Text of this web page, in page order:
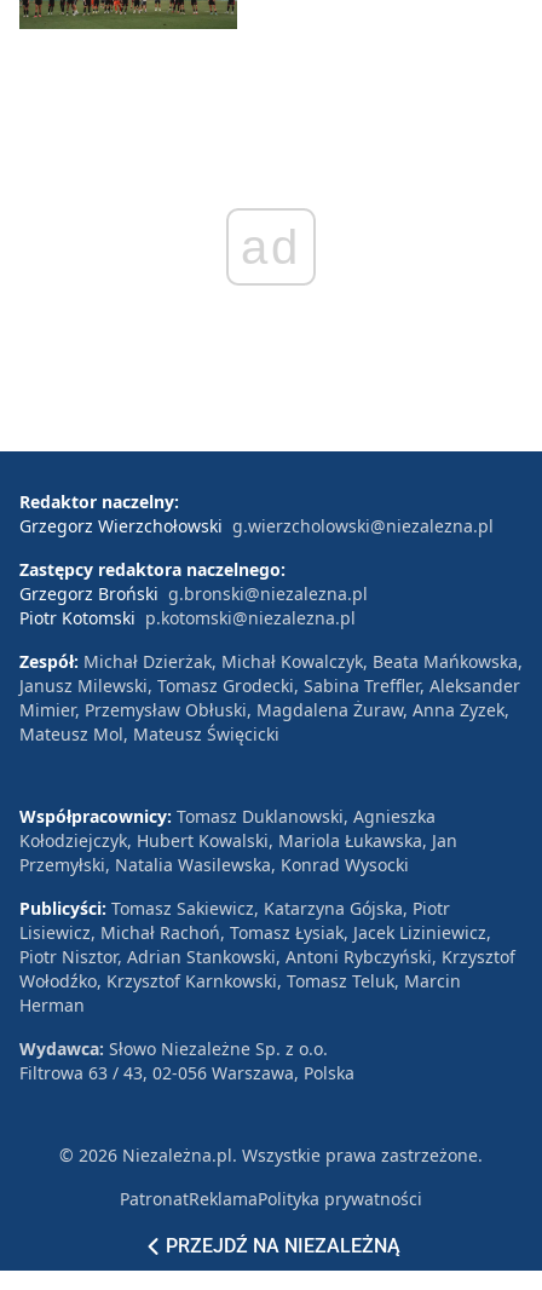
ad
PRZEJDŹ NA NIEZALEŻNĄ
Redaktor naczelny:
Grzegorz Wierzchołowski g.wierzcholowski@niezalezna.pl
Zastępcy redaktora naczelnego:
Grzegorz Broński g.bronski@niezalezna.pl
Piotr Kotomski p.kotomski@niezalezna.pl
Zespół: Michał Dzierżak, Michał Kowalczyk, Beata Mańkowska,
Janusz Milewski, Tomasz Grodecki, Sabina Treffler, Aleksander
Mimier, Przemysław Obłuski, Magdalena Żuraw, Anna Zyzek,
Mateusz Mol, Mateusz Święcicki
Współpracownicy: Tomasz Duklanowski, Agnieszka
Kołodziejczyk, Hubert Kowalski, Mariola Łukawska, Jan
Przemyłski, Natalia Wasilewska, Konrad Wysocki
Publicyści: Tomasz Sakiewicz, Katarzyna Gójska, Piotr
Lisiewicz, Michał Rachoń, Tomasz Łysiak, Jacek Liziniewicz,
Piotr Nisztor, Adrian Stankowski, Antoni Rybczyński, Krzysztof
Wołodźko, Krzysztof Karnkowski, Tomasz Teluk, Marcin
Herman
Wydawca: Słowo Niezależne Sp. z o.o.
Filtrowa 63 / 43, 02-056 Warszawa, Polska
© 2026 Niezależna.pl. Wszystkie prawa zastrzeżone.
PatronatReklamaPolityka prywatności